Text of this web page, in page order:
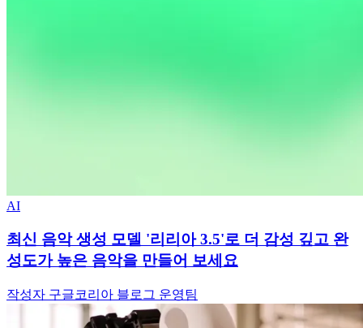
AI
최신 음악 생성 모델 '리리아 3.5'로 더 감성 깊고 완
성도가 높은 음악을 만들어 보세요
작성자 구글코리아 블로그 운영팀